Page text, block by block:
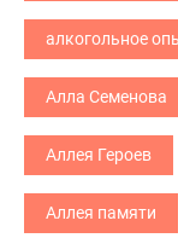
алкогольное
Алла Семенова
Аллея Героев
Аллея памяти